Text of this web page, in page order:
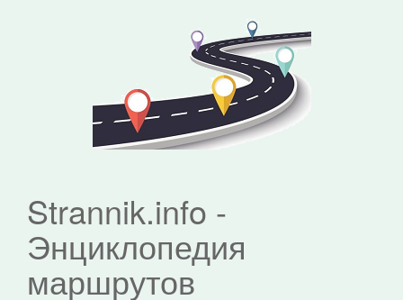
Strannik.info -
Энциклопедия
маршрутов